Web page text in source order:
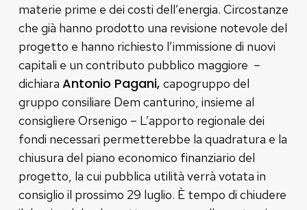
materie prime e dei costi dell’energia. Circostanze
che già hanno prodotto una revisione notevole del
progetto e hanno richiesto l’immissione di nuovi
capitali e un contributo pubblico maggiore –
dichiara Antonio Pagani, capogruppo del
gruppo consiliare Dem canturino, insieme al
consigliere Orsenigo – L’apporto regionale dei
fondi necessari permetterebbe la quadratura e la
chiusura del piano economico finanziario del
progetto, la cui pubblica utilità verrà votata in
consiglio il prossimo 29 luglio. È tempo di chiudere